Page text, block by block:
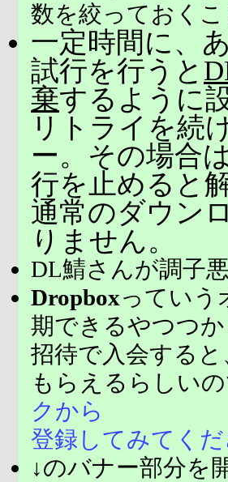
数を絞っておくこ
一定時間に、
試行を行うと
棄するように
リトライを続
ー。その場合
行を止めると
通常のダウン
りません。
DL鯖さんが調子
Dropboxっていう
期できるやつつ
招待で入会する
もらえるらしいの
クから
登録してみてく
↓のバナー部分を